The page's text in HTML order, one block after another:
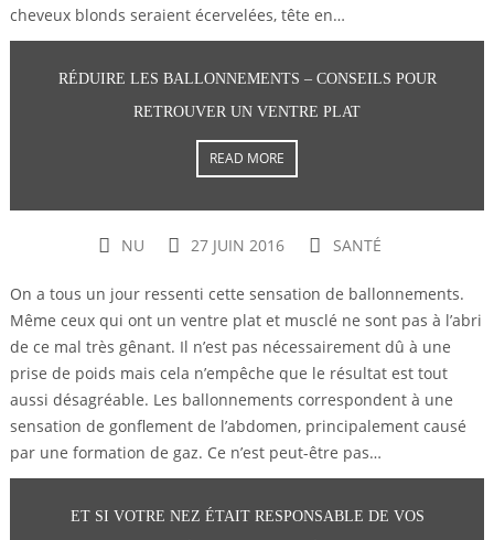
cheveux blonds seraient écervelées, tête en…
RÉDUIRE LES BALLONNEMENTS – CONSEILS POUR
RETROUVER UN VENTRE PLAT
READ MORE
NU 27 JUIN 2016 SANTÉ
On a tous un jour ressenti cette sensation de ballonnements.
Même ceux qui ont un ventre plat et musclé ne sont pas à l’abri
de ce mal très gênant. Il n’est pas nécessairement dû à une
prise de poids mais cela n’empêche que le résultat est tout
aussi désagréable. Les ballonnements correspondent à une
sensation de gonflement de l’abdomen, principalement causé
par une formation de gaz. Ce n’est peut-être pas…
ET SI VOTRE NEZ ÉTAIT RESPONSABLE DE VOS